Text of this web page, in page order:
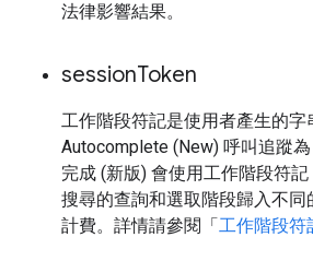
法律影響結果。
sessionToken
工作階段符記是使用者產生的字
Autocomplete (New) 呼叫追蹤
完成 (新版) 會使用工作階段符
搜尋的查詢和選取階段歸入不
計費。詳情請參閱「工作階段符